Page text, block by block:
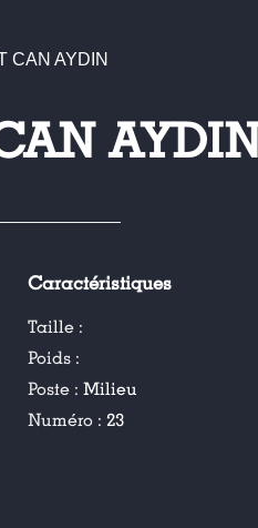
Caractéristiques
Taille :
Poids :
Poste :Milieu
Numéro :23